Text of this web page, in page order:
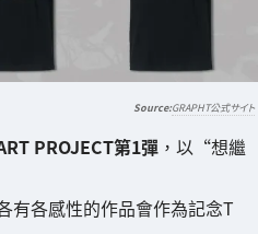
GRAPHT公式サイト
PROJECT第1彈 ，以“想繼
有各感性的作品會作為記念T